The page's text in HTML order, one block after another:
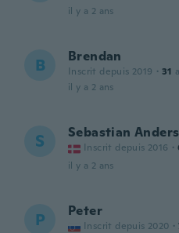
il y a 2 ans
B Brendan
Inscrit depuis 2019 · 31
il y a 2 ans
S Sebastian Anders
Inscrit depuis 2016 ·
il y a 2 ans
P Peter
Inscrit depuis 2020 ·